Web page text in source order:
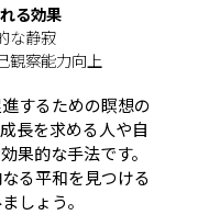
る効果
な静寂
観察能力向上
するための瞑想の
長を求める人や自
果的な手法です。
る平和を見つける
しょう。